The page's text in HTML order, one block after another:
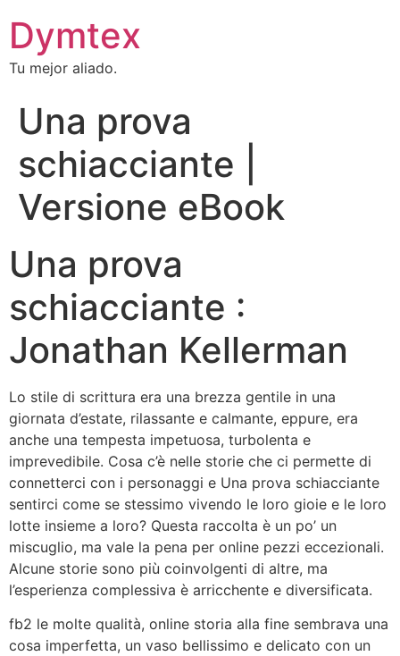
Dymtex
Tu mejor aliado.
Una prova
schiacciante |
Versione eBook
Una prova
schiacciante :
Jonathan Kellerman
Lo stile di scrittura era una brezza gentile in una
giornata d’estate, rilassante e calmante, eppure, era
anche una tempesta impetuosa, turbolenta e
imprevedibile. Cosa c’è nelle storie che ci permette di
connetterci con i personaggi e Una prova schiacciante
sentirci come se stessimo vivendo le loro gioie e le loro
lotte insieme a loro? Questa raccolta è un po’ un
miscuglio, ma vale la pena per online pezzi eccezionali.
Alcune storie sono più coinvolgenti di altre, ma
l’esperienza complessiva è arricchente e diversificata.
fb2 le molte qualità, online storia alla fine sembrava una
cosa imperfetta, un vaso bellissimo e delicato con un